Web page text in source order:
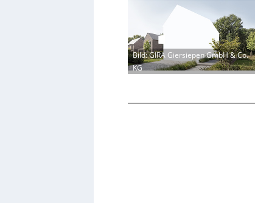
Bild: GIRA Giersiepen GmbH & Co.
KG